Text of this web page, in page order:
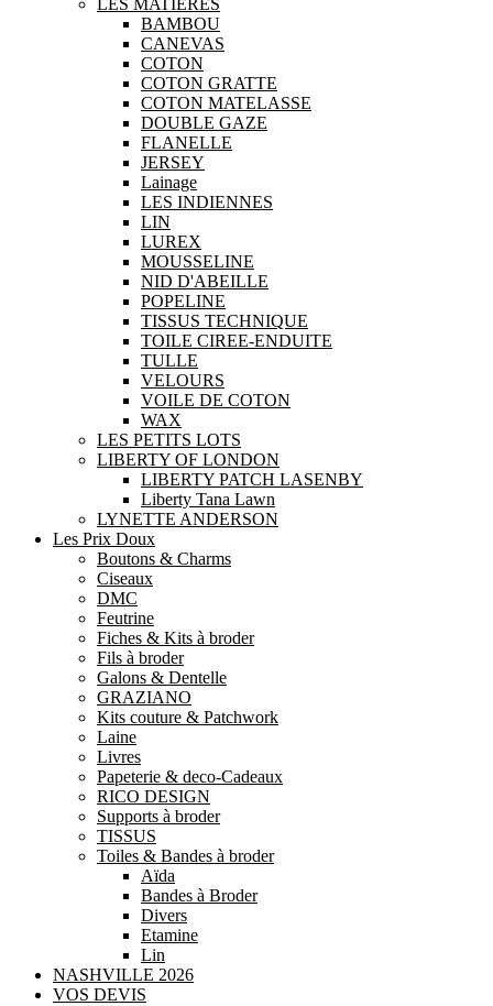
LES MATIERES
BAMBOU
CANEVAS
COTON
COTON GRATTE
COTON MATELASSE
DOUBLE GAZE
FLANELLE
JERSEY
Lainage
LES INDIENNES
LIN
LUREX
MOUSSELINE
NID D'ABEILLE
POPELINE
TISSUS TECHNIQUE
TOILE CIREE-ENDUITE
TULLE
VELOURS
VOILE DE COTON
WAX
LES PETITS LOTS
LIBERTY OF LONDON
LIBERTY PATCH LASENBY
Liberty Tana Lawn
LYNETTE ANDERSON
Les Prix Doux
Boutons & Charms
Ciseaux
DMC
Feutrine
Fiches & Kits à broder
Fils à broder
Galons & Dentelle
GRAZIANO
Kits couture & Patchwork
Laine
Livres
Papeterie & deco-Cadeaux
RICO DESIGN
Supports à broder
TISSUS
Toiles & Bandes à broder
Aïda
Bandes à Broder
Divers
Etamine
Lin
NASHVILLE 2026
VOS DEVIS